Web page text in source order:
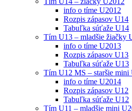
info o tíme U2012
Rozpis zápasov U14
Tabuľka súťaže U14
Tím U13 – mladšie žiačky
info o tíme U2013
Rozpis zápasov U13
Tabuľka súťaže U13
Tím U12 MS – staršie mini
info o tíme U2014
Rozpis zápasov U12
Tabuľka súťaže U12
Tím U11 – mladšie mini